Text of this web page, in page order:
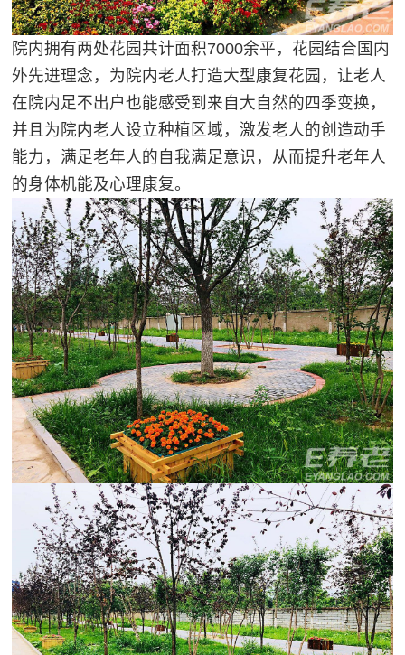
院内拥有两处花园共计面积7000余平，花园结合国内
外先进理念，为院内老人打造大型康复花园，让老人
在院内足不出户也能感受到来自大自然的四季变换，
并且为院内老人设立种植区域，激发老人的创造动手
能力，满足老年人的自我满足意识，从而提升老年人
的身体机能及心理康复。